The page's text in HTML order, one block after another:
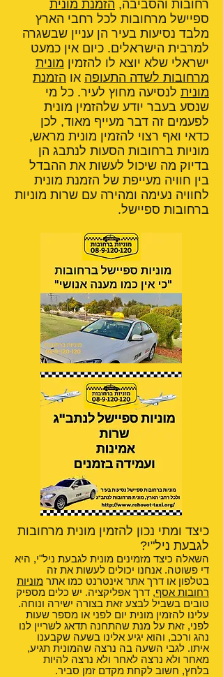
רחובות והסביבה, הזמנת מונית
ספיישל מרחובות לכל רחבי הארץ
מלבד נסיעות בעיר הן עניין שבשגרה
למרבית הישראלים. כיום אין כמעט
ישראלי שלא יוצא לו להזמין מונית
מרחובות לשדה התעופה או הזמנת
מונית לנסיעה מחוץ לעיר. כל מי
שנסע בעבר יודע שלהזמין מונית
לפעמים זה דבר מעייף מאוד, לכן
כדאי ואף רצוי להזמין מונית מראש,
מוניות ברחובות הסעות לנתבג הן
בדיוק מה שיכול לעשות את ההבדל
בין חוויה מעייפת של הזמנת מונית
לחוויה נעימה ומהירה עם שרות מוניות
ברחובות ספיישל.
כיצד ומתי נכון להזמין מונית מרחובות
לגבעת ניל"י?
השאלה כיצד מזמינים מונית לגבעת ניל"י, היא
די פשוטה. אנחנו יכולים לעשות את זה
בטלפון או דרך אתר אינטרנט כמו אתר מוניות
רחובות אסף, דרך אפליקציה. יש כלים מספיק
טובים בשביל לבצע זאת בצורה ישירה ונוחה.
עלינו להזמין מונית יום לפני או מספר שעות
לפני, זאת על מנת שהתחנה תדאג לשריין לנו
נהג ורכב, והוא יגיע אלינו בשעה שקבענו
איתו. לגבי השעה בה נרצה שהמונית תגיע,
מאחר ולא נרצה לאחר ולא נרצה להיות
בלחץ, חשוב לקחת מקדם זמן סביר.